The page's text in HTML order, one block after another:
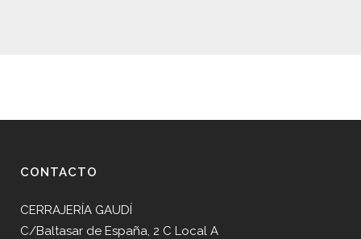
CONTACTO
CERRAJERÍA GAUDÍ
C/Baltasar de España, 2 C Local A